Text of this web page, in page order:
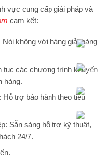
vực cung cấp giải pháp và
cam kết:
Nói không với hàng giả, hàng
tục các chương trình khuyến
hàng.
Hỗ trợ bảo hành theo tiêu
Sẵn sàng hỗ trợ kỹ thuật,
24/7.